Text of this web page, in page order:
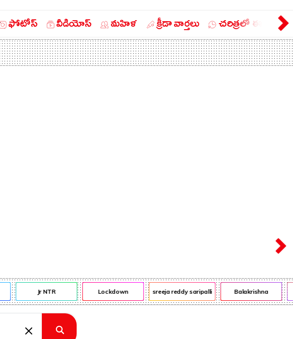
పాపులర్ వార్తలు
బిజినెస్ ఎడ్యుకేషన్ లైఫ్ స్టైల్
ఫోటోస్ వీడియోస్ మహిళ క్రీడా వార్తలు చరిత్రలో ఈ రోజు
Jr NTR Lockdown sreeja reddy saripalli Balakrishna